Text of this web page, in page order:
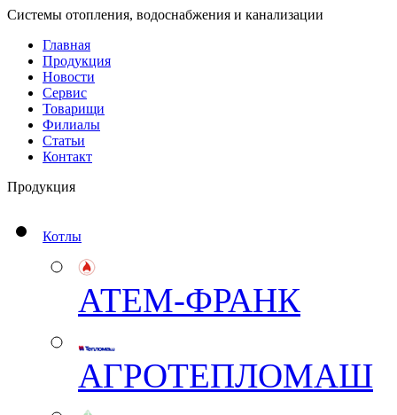
Системы отопления, водоснабжения и канализации
Главная
Продукция
Новости
Сервис
Товарищи
Филиалы
Статьи
Контакт
Продукция
Котлы
АТЕМ-ФРАНК
АГРОТЕПЛОМАШ